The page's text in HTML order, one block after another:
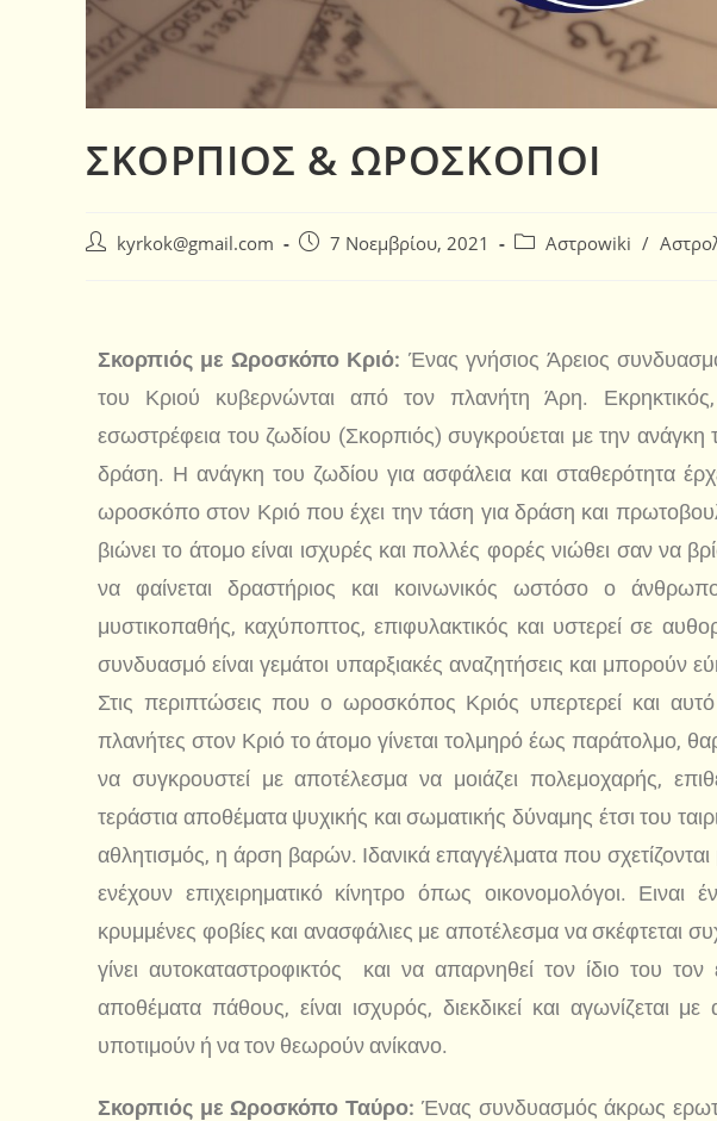
ΣΚΟΡΠΙΟΣ & ΩΡΟΣΚΟΠΟΙ
kyrkok@gmail.com 7 Νοεμβρίου, 2021 Αστροwiki /
Σκορπιός με Ωροσκόπο Κριό: Ένας γνήσιος Άρειος
του Κριού κυβερνώνται από τον πλανήτη Άρη.
εσωστρέφεια του ζωδίου (Σκορπιός) συγκρούεται με την
δράση. Η ανάγκη του ζωδίου για ασφάλεια και σταθερότητα
ωροσκόπο στον Κριό που έχει την τάση για δράση και
βιώνει το άτομο είναι ισχυρές και πολλές φορές νιώθει σαν να
να φαίνεται δραστήριος και κοινωνικός ωστόσο ο
μυστικοπαθής, καχύποπτος, επιφυλακτικός και υστερεί σε
συνδυασμό είναι γεμάτοι υπαρξιακές αναζητήσεις και μπορούν
Στις περιπτώσεις που ο ωροσκόπος Κριός υπερτερεί και αυτό
πλανήτες στον Κριό το άτομο γίνεται τολμηρό έως παράτολμο,
να συγκρουστεί με αποτέλεσμα να μοιάζει πολεμοχαρής,
τεράστια αποθέματα ψυχικής και σωματικής δύναμης έτσι του
αθλητισμός, η άρση βαρών. Ιδανικά επαγγέλματα που
ενέχουν επιχειρηματικό κίνητρο όπως οικονομολόγοι. Ειναι
κρυμμένες φοβίες και ανασφάλιες με αποτέλεσμα να σκέφτεται
γίνει αυτοκαταστροφικτός και να απαρνηθεί τον ίδιο του τον
αποθέματα πάθους, είναι ισχυρός, διεκδικεί και αγωνίζεται
υποτιμούν ή να τον θεωρούν ανίκανο.
Σκορπιός με Ωροσκόπο Ταύρο: Ένας συνδυασμός άκρως